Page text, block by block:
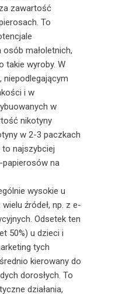
zawartość
To
osób małoletnich,
takie wyroby. W
niepodlegającym
i w
w
nikotyny
w 2-3 paczkach
najszybciej
na
wysokie u
źródeł, np. z e-
Odsetek ten
50%) u dzieci i
tych
kierowany do
dorosłych. To
działania,